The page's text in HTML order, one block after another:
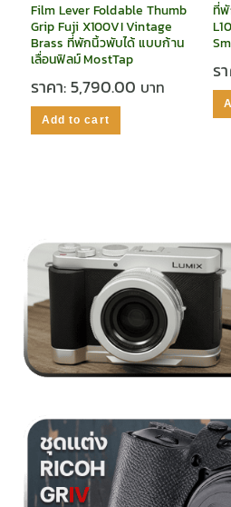
Film Lever Foldable Thumb
Grip Fuji X100VI Vintage
Brass ที่พักนิ้วพับได้ แบบก้าน
เลื่อนฟิลม์ MostTap
ราคา:5,790.00
Add to cart
ที่
ร